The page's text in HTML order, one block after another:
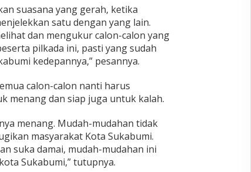
suasana yang gerah, ketika
satu dengan yang lain.
dan mengukur calon-calon yang
pilkada ini, pasti yang sudah
kedepannya,” pesannya.
calon-calon nanti harus
menang dan siap juga untuk kalah.
menang. Mudah-mudahan tidak
masyarakat Kota Sukabumi.
suka damai, mudah-mudahan ini
Sukabumi,” tutupnya.